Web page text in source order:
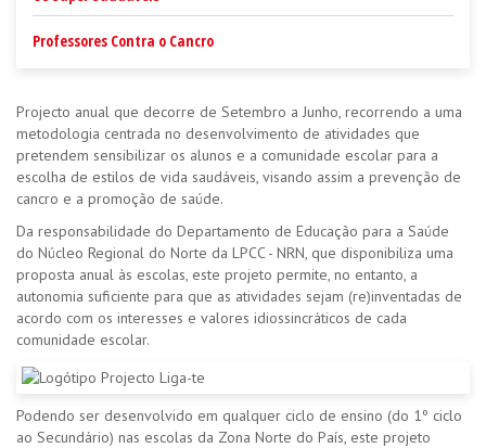
Professores Contra o Cancro
Projecto anual que decorre de Setembro a Junho, recorrendo a uma
metodologia centrada no desenvolvimento de atividades que
pretendem sensibilizar os alunos e a comunidade escolar para a
escolha de estilos de vida saudáveis, visando assim a prevenção de
cancro e a promoção de saúde.
Da responsabilidade do Departamento de Educação para a Saúde
do Núcleo Regional do Norte da LPCC - NRN, que disponibiliza uma
proposta anual às escolas, este projeto permite, no entanto, a
autonomia suficiente para que as atividades sejam (re)inventadas de
acordo com os interesses e valores idiossincráticos de cada
comunidade escolar.
Podendo ser desenvolvido em qualquer ciclo de ensino (do 1º ciclo
ao Secundário) nas escolas da Zona Norte do País, este projeto